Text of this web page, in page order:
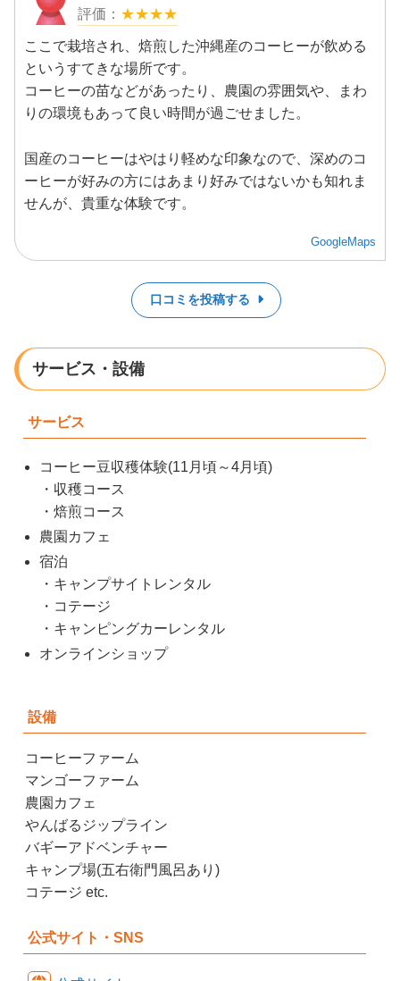
★★★★
ここで栽培され、焙煎した沖縄産のコーヒーが飲める
というすてきな場所です。
コーヒーの苗などがあったり、農園の雰囲気や、まわ
りの環境もあって良い時間が過ごせました。
国産のコーヒーはやはり軽めな印象なので、深めのコ
ーヒーが好みの方にはあまり好みではないかも知れま
せんが、貴重な体験です。
GoogleMaps
口コミを投稿する
サービス・設備
サービス
コーヒー豆収穫体験(11月頃～4月頃)
・収穫コース
・焙煎コース
農園カフェ
宿泊
・キャンプサイトレンタル
・コテージ
・キャンピングカーレンタル
オンラインショップ
設備
コーヒーファーム
マンゴーファーム
農園カフェ
やんばるジップライン
バギーアドベンチャー
キャンプ場(五右衛門風呂あり)
コテージ etc.
公式サイト・SNS